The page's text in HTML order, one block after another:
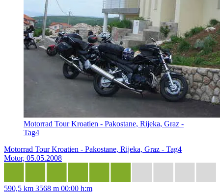
Motorrad Tour Kroatien - Pakostane, Rijeka, Graz -
Tag4
Motorrad Tour Kroatien - Pakostane, Rijeka, Graz - Tag4
Motor, 05.05.2008
590,5 km 3568 m 00:00 h:m